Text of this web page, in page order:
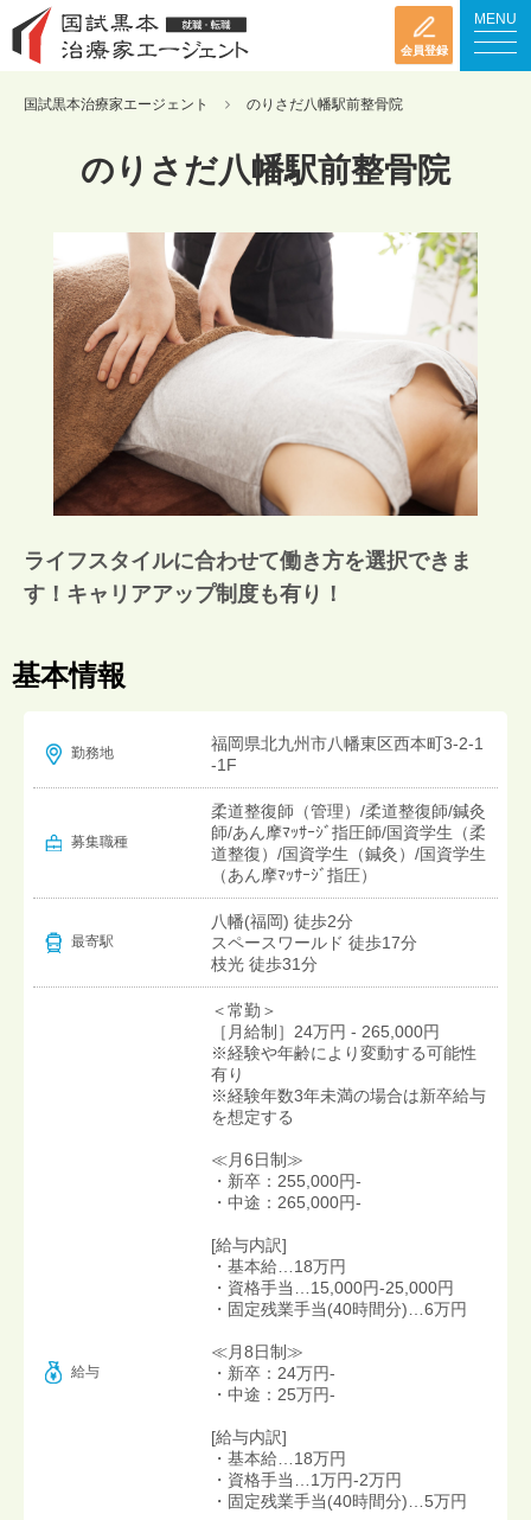
会員登録
MENU
国試黒本治療家エージェント のりさだ八幡駅前整骨院
のりさだ八幡駅前整骨院
ライフスタイルに合わせて働き方を選択できま
す！キャリアアップ制度も有り！
基本情報
勤務地
福岡県北九州市八幡東区西本町3-2-1
-1F
募集職種
柔道整復師（管理）/柔道整復師/鍼灸
師/あん摩ﾏｯｻｰｼﾞ指圧師/国資学生（柔
道整復）/国資学生（鍼灸）/国資学生
（あん摩ﾏｯｻｰｼﾞ指圧）
最寄駅
八幡(福岡) 徒歩2分
スペースワールド 徒歩17分
枝光 徒歩31分
給与
＜常勤＞
［月給制］24万円 - 265,000円
※経験や年齢により変動する可能性
有り
※経験年数3年未満の場合は新卒給与
を想定する
≪月6日制≫
・新卒：255,000円-
・中途：265,000円-
[給与内訳]
・基本給…18万円
・資格手当…15,000円-25,000円
・固定残業手当(40時間分)…6万円
≪月8日制≫
・新卒：24万円-
・中途：25万円-
[給与内訳]
・基本給…18万円
・資格手当…1万円-2万円
・固定残業手当(40時間分)…5万円